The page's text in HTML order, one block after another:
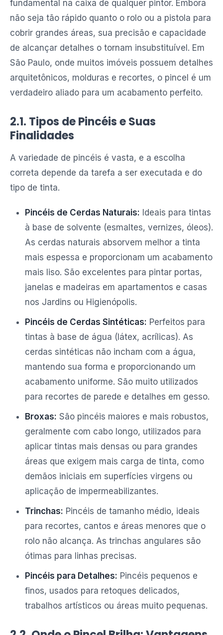
fundamental na caixa de qualquer pintor. Embora
não seja tão rápido quanto o rolo ou a pistola para
cobrir grandes áreas, sua precisão e capacidade
de alcançar detalhes o tornam insubstituível. Em
São Paulo, onde muitos imóveis possuem detalhes
arquitetônicos, molduras e recortes, o pincel é um
verdadeiro aliado para um acabamento perfeito.
2.1. Tipos de Pincéis e Suas
Finalidades
A variedade de pincéis é vasta, e a escolha
correta depende da tarefa a ser executada e do
tipo de tinta.
Pincéis de Cerdas Naturais: Ideais para tintas
à base de solvente (esmaltes, vernizes, óleos).
As cerdas naturais absorvem melhor a tinta
mais espessa e proporcionam um acabamento
mais liso. São excelentes para pintar portas,
janelas e madeiras em apartamentos e casas
nos Jardins ou Higienópolis.
Pincéis de Cerdas Sintéticas: Perfeitos para
tintas à base de água (látex, acrílicas). As
cerdas sintéticas não incham com a água,
mantendo sua forma e proporcionando um
acabamento uniforme. São muito utilizados
para recortes de parede e detalhes em gesso.
Broxas: São pincéis maiores e mais robustos,
geralmente com cabo longo, utilizados para
aplicar tintas mais densas ou para grandes
áreas que exigem mais carga de tinta, como
demãos iniciais em superfícies virgens ou
aplicação de impermeabilizantes.
Trinchas: Pincéis de tamanho médio, ideais
para recortes, cantos e áreas menores que o
rolo não alcança. As trinchas angulares são
ótimas para linhas precisas.
Pincéis para Detalhes: Pincéis pequenos e
finos, usados para retoques delicados,
trabalhos artísticos ou áreas muito pequenas.